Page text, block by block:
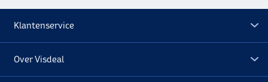
Klantenservice
Over Visdeal